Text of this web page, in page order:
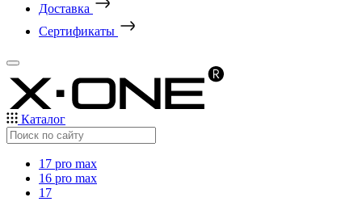
Доставка
Сертификаты
Каталог
17 pro max
16 pro max
17